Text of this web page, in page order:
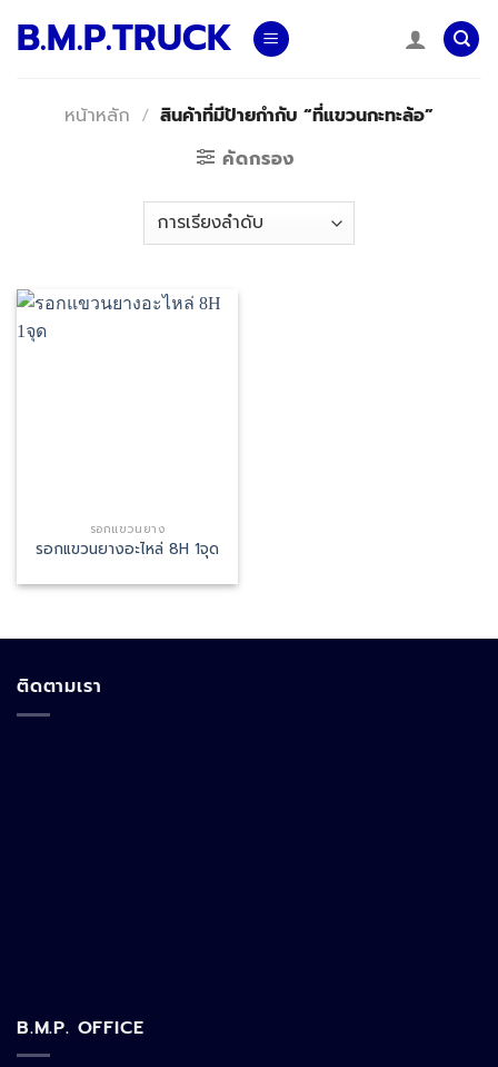
B.M.P.TRUCK
หน้าหลัก / สินค้าที่มีป้ายกำกับ “ที่แขวนกะทะล้อ”
คัดกรอง
รอกแขวนยาง
รอกแขวนยางอะไหล่ 8H 1จุด
ติดตามเรา
B.M.P. OFFICE